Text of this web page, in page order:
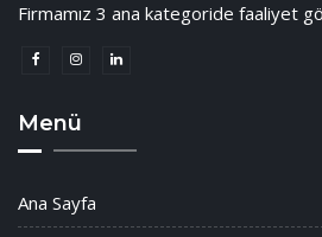
Firmamız 3 ana kategoride faaliyet
Menü
Ana Sayfa